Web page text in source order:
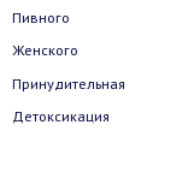
Пивного
Женского
Принудительная
Детоксикация